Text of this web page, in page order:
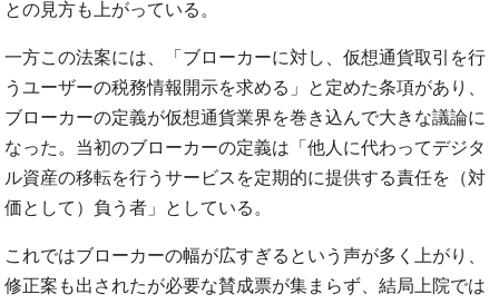
との見方も上がっている。
一方この法案には、「ブローカーに対し、仮想通貨取引を行
うユーザーの税務情報開示を求める」と定めた条項があり、
ブローカーの定義が仮想通貨業界を巻き込んで大きな議論に
なった。当初のブローカーの定義は「他人に代わってデジタ
ル資産の移転を行うサービスを定期的に提供する責任を（対
価として）負う者」としている。
これではブローカーの幅が広すぎるという声が多く上がり、
修正案も出されたが必要な賛成票が集まらず、結局上院では